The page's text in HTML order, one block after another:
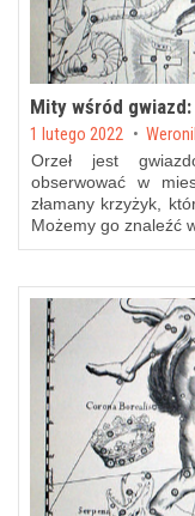
Mity wśród gwiazd:
Posted on
1 lutego 2022 by
Orzeł jest
obserwować w
złamany krzyżyk,
Możemy go znaleźć